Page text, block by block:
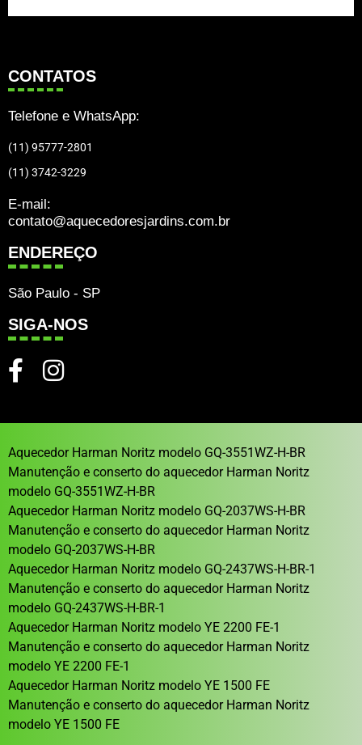
CONTATOS
Telefone e WhatsApp:
(11) 95777-2801
(11) 3742-3229
E-mail:
contato@aquecedoresjardins.com.br
ENDEREÇO
São Paulo - SP
SIGA-NOS
Aquecedor Harman Noritz modelo GQ-3551WZ-H-BR
Manutenção e conserto do aquecedor Harman Noritz
modelo GQ-3551WZ-H-BR
Aquecedor Harman Noritz modelo GQ-2037WS-H-BR
Manutenção e conserto do aquecedor Harman Noritz
modelo GQ-2037WS-H-BR
Aquecedor Harman Noritz modelo GQ-2437WS-H-BR-1
Manutenção e conserto do aquecedor Harman Noritz
modelo GQ-2437WS-H-BR-1
Aquecedor Harman Noritz modelo YE 2200 FE-1
Manutenção e conserto do aquecedor Harman Noritz
modelo YE 2200 FE-1
Aquecedor Harman Noritz modelo YE 1500 FE
Manutenção e conserto do aquecedor Harman Noritz
modelo YE 1500 FE